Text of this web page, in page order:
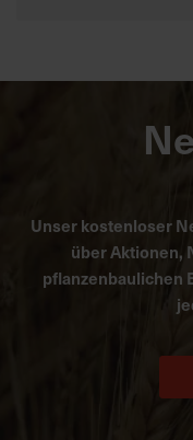
Unser kostenloser
über Aktionen,
pflanzenbaulichen